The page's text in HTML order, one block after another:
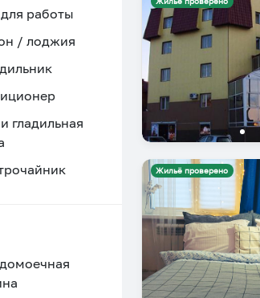
работы
/ лоджия
гладильная
Жильё проверено